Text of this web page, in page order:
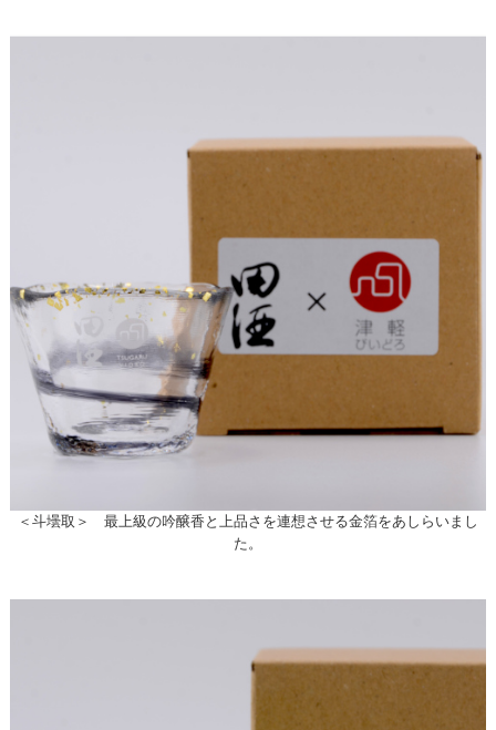
＜斗壜取＞ 最上級の吟醸香と上品さを連想させる金箔をあしらいまし
た。